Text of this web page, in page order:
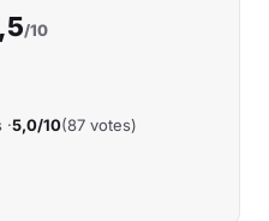
note :
/10
5,0/10(87 votes)